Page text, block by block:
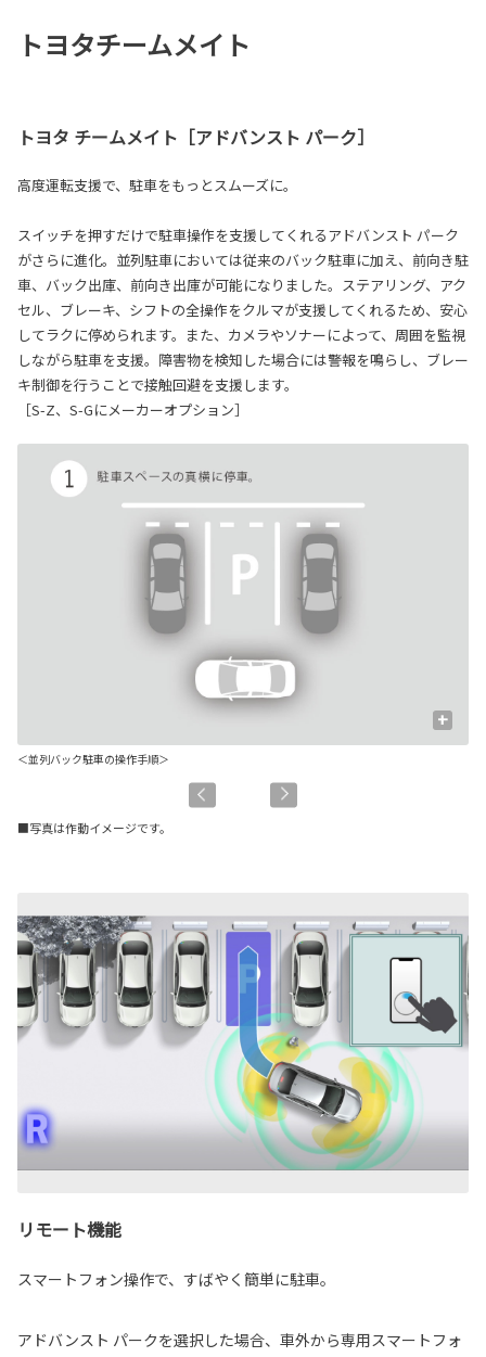
トヨタチームメイト
トヨタ チームメイト［アドバンスト パーク］
高度運転支援で、駐車をもっとスムーズに。
スイッチを押すだけで駐車操作を支援してくれるアドバンスト パーク
がさらに進化。並列駐車においては従来のバック駐車に加え、前向き駐
車、バック出庫、前向き出庫が可能になりました。ステアリング、アク
セル、ブレーキ、シフトの全操作をクルマが支援してくれるため、安心
してラクに停められます。また、カメラやソナーによって、周囲を監視
しながら駐車を支援。障害物を検知した場合には警報を鳴らし、ブレー
キ制御を行うことで接触回避を支援します。
［S-Z、S-Gにメーカーオプション］
+
＜並列バック駐車の操作手順＞
■写真は作動イメージです。
リモート機能
スマートフォン操作で、すばやく簡単に駐車。
アドバンスト パークを選択した場合、車外から専用スマートフォ